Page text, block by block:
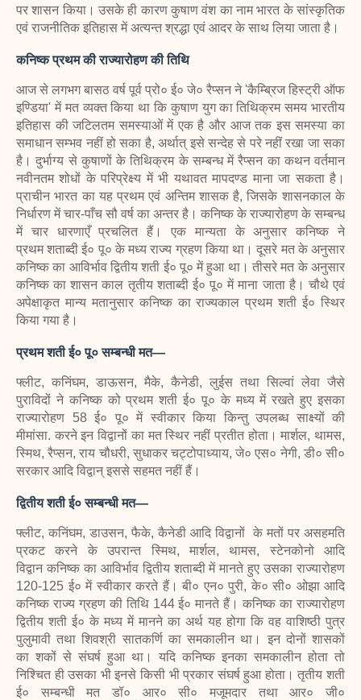
पर शासन किया। उसके ही कारण कुषाण वंश का नाम भारत के सांस्कृतिक
एवं राजनीतिक इतिहास में अत्यन्त श्रद्धा एवं आदर के साथ लिया जाता है।
कनिष्क प्रथम की राज्यारोहण की तिथि
आज से लगभग बासठ वर्ष पूर्व प्रो० ई० जे० रैप्सन ने 'कैम्ब्रिज हिस्ट्री ऑफ
इण्डिया' में मत व्यक्त किया था कि कुषाण युग का तिथिक्रम समय भारतीय
इतिहास की जटिलतम समस्याओं में एक है और आज तक इस समस्या का
समाधान सम्भव नहीं हो सका है, अर्थात् इसे सन्देह से परे नहीं रखा जा सका
है। दुर्भाग्य से कुषाणों के तिथिक्रम के सम्बन्ध में रैप्सन का कथन वर्तमान
नवीनतम शोधों के परिप्रेक्ष्य में भी यथावत मापदण्ड माना जा सकता है।
प्राचीन भारत का यह प्रथम एवं अन्तिम शासक है, जिसके शासनकाल के
निर्धारण में चार-पाँच सौ वर्ष का अन्तर है। कनिष्क के राज्यारोहण के सम्बन्ध
में चार धारणाएँ प्रचलित हैं। एक मान्यता के अनुसार कनिष्क ने
प्रथम शताब्दी ई० पू० के मध्य राज्य ग्रहण किया था। दूसरे मत के अनुसार
कनिष्क का आविर्भाव द्वितीय शती ई० पू० में हुआ था। तीसरे मत के अनुसार
कनिष्क का शासन काल तृतीय शताब्दी ई० पू० में माना जाता है। चौथे एवं
अपेक्षाकृत मान्य मतानुसार कनिष्क का राज्यकाल प्रथम शती ई० स्थिर
किया गया है।
प्रथम शती ई० पू० सम्बन्धी मत—
फ्लीट, कनिंघम, डाऊसन, मैके, कैनेडी, लुईस तथा सिल्वां लेवा जैसे
पुराविदों ने कनिष्क को प्रथम शती ई० पू० के मध्य में रखते हुए इसका
राज्यारोहण 58 ई० पू० में स्वीकार किया किन्तु उपलब्ध साक्ष्यों की
मीमांसा. करने इन विद्वानों का मत स्थिर नहीं प्रतीत होता। मार्शल, थामस,
स्मिथ, रैप्सन, राय चौधरी, सुधाकर चट्टोपाध्याय, जे० एस० नेगी, डी० सी०
सरकार आदि विद्वान् इससे सहमत नहीं हैं।
द्वितीय शती ई० सम्बन्धी मत—
फ्लीट, कनिंघम, डाउसन, फैके, कैनेडी आदि विद्वानों के मतों पर असहमति
प्रकट करने के उपरान्त स्मिथ, मार्शल, थामस, स्टेनकोनो आदि
विद्वान कनिष्क का आविर्भाव द्वितीय शताब्दी में मानते हुए उसका राज्यारोहण
120-125 ई० में स्वीकार करते हैं। बी० एन० पुरी, के० सी० ओझा आदि
कनिष्क राज्य ग्रहण की तिथि 144 ई० मानते हैं। कनिष्क का राज्यारोहण
द्वितीय शती ई० के मध्य में मानने का अर्थ यह होगा कि वह वाशिष्ठी पुत्र
पुलुमावी तथा शिवश्री सातकर्णि का समकालीन था। इन दोनों शासकों
का शकों से संघर्ष हुआ था। यदि कनिष्क इनका समकालीन होता तो
निश्चित ही उसका भी इनसे किसी भी प्रकार संघर्ष हुआ होता। तृतीय शती
ई० सम्बन्धी मत डॉ० आर० सी० मजूमदार तथा आर० जी०